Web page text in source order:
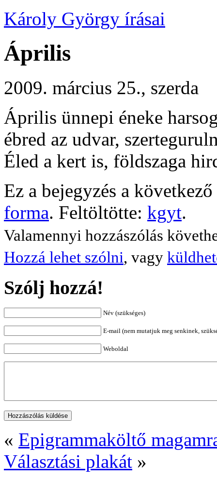
Károly György írásai
Április
2009. március 25., szerda
Április ünnepi éneke
ébred az udvar,
Éled a kert is, földszaga
Ez a bejegyzés a
forma. Feltöltötte: kgyt.
Valamennyi hozzászólás
Hozzá lehet szólni, vagy
Szólj hozzá!
Név (szükséges)
E-mail (nem mutatjuk meg senkinek,
Weboldal
« Epigrammaköltő
Választási plakát »